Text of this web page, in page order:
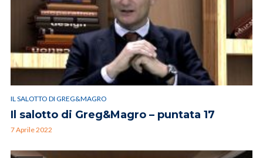
IL SALOTTO DI GREG&MAGRO
Il salotto di Greg&Magro – puntata 17
7 Aprile 2022